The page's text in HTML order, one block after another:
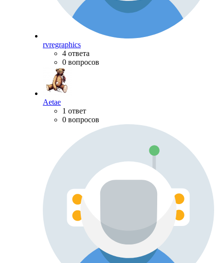
rvregraphics
4 ответа
0 вопросов
Aetae
1 ответ
0 вопросов